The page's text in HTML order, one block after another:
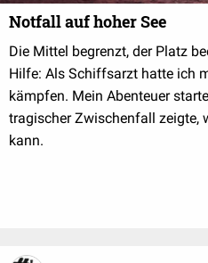
Notfall auf hoher See
Die Mittel begrenzt, der Platz
Hilfe: Als Schiffsarzt hatte ich
kämpfen. Mein Abenteuer
tragischer Zwischenfall zeigte,
kann.